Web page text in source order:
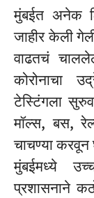
मुंबईत अनेक
जाहीर केली
वाढतचं
कोरोनाचा
टेस्टिंगला
मॉल्स, बस,
चाचण्या
मुंबईमध्ये
प्रशासनाने